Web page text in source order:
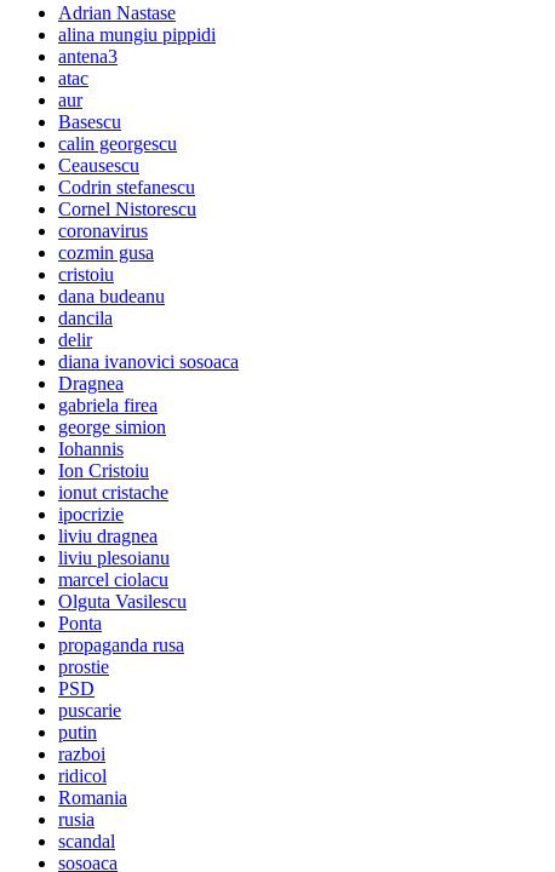
Adrian Nastase
alina mungiu pippidi
antena3
atac
aur
Basescu
calin georgescu
Ceausescu
Codrin stefanescu
Cornel Nistorescu
coronavirus
cozmin gusa
cristoiu
dana budeanu
dancila
delir
diana ivanovici sosoaca
Dragnea
gabriela firea
george simion
Iohannis
Ion Cristoiu
ionut cristache
ipocrizie
liviu dragnea
liviu plesoianu
marcel ciolacu
Olguta Vasilescu
Ponta
propaganda rusa
prostie
PSD
puscarie
putin
razboi
ridicol
Romania
rusia
scandal
sosoaca